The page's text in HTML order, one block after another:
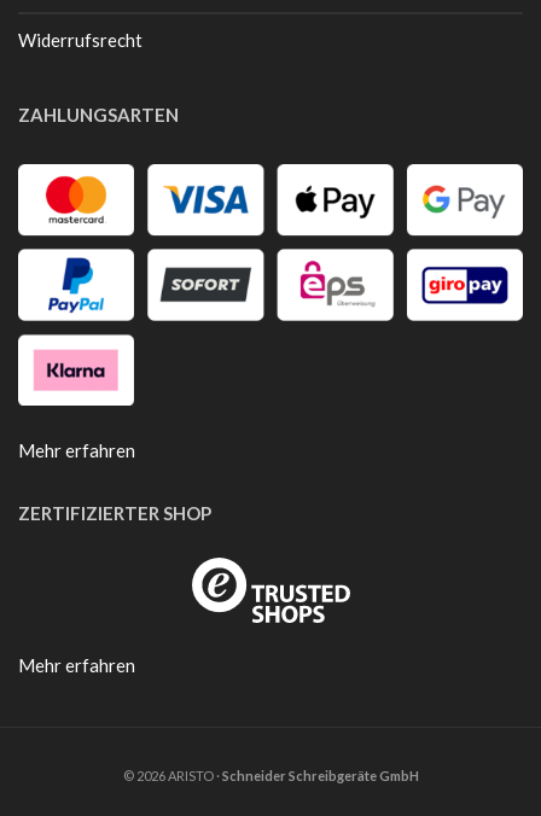
Widerrufsrecht
ZAHLUNGSARTEN
Mehr erfahren
ZERTIFIZIERTER SHOP
Mehr erfahren
© 2026 ARISTO · Schneider Schreibgeräte GmbH